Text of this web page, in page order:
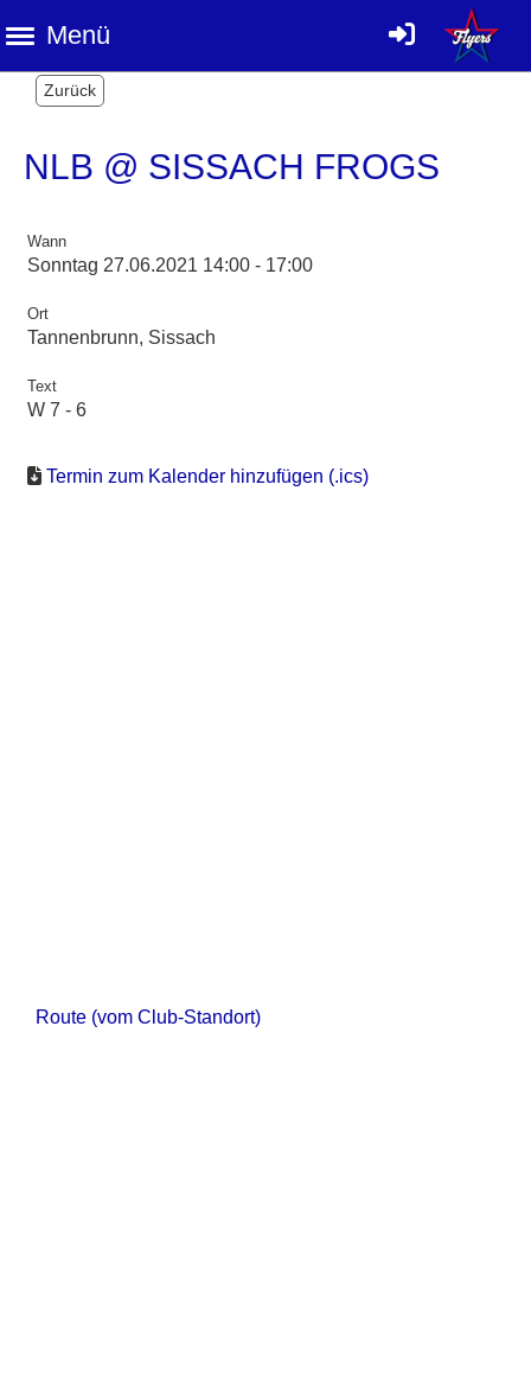
Menü
Zurück
NLB @ SISSACH FROGS
Wann
Sonntag 27.06.2021 14:00 - 17:00
Ort
Tannenbrunn, Sissach
Text
W 7 - 6
Termin zum Kalender hinzufügen (.ics)
Route (vom Club-Standort)